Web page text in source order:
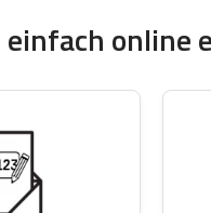
online